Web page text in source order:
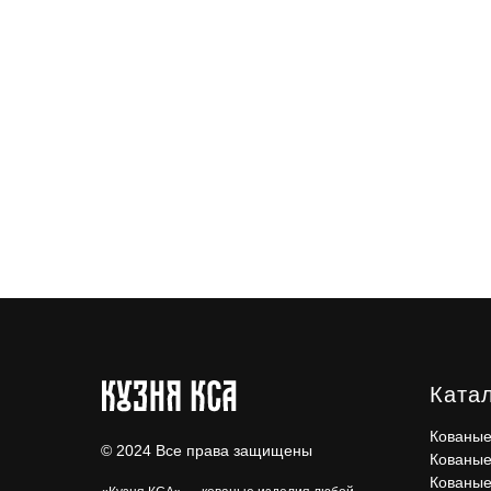
© 2024 Все права защищены